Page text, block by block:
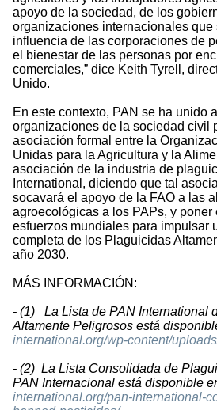
apoyo de la sociedad, de los
organizaciones internacionales que
influencia de las corporaciones de
el bienestar de las personas por
comerciales,” dice Keith Tyrell,
Unido.
En este contexto, PAN se ha unido
organizaciones de la sociedad civil
asociación formal entre la
Unidas para la Agricultura y la
asociación de la industria de
International, diciendo que tal
socavará el apoyo de la FAO a las
agroecológicas a los PAPs, y poner
esfuerzos mundiales para impulsar
completa de los Plaguicidas
año 2030.
MÁS INFORMACIÓN:
- (1) La Lista de PAN International
Altamente Peligrosos está
international.org/wp-content/
- (2) La Lista Consolidada de
PAN Internacional está disponible
international.org/pan-international-